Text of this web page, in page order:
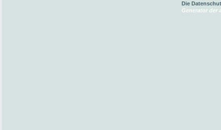
Die
Generator der